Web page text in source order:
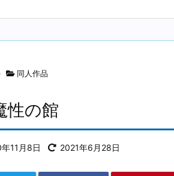
同人作品
性の館
11月8日 2021年6月28日